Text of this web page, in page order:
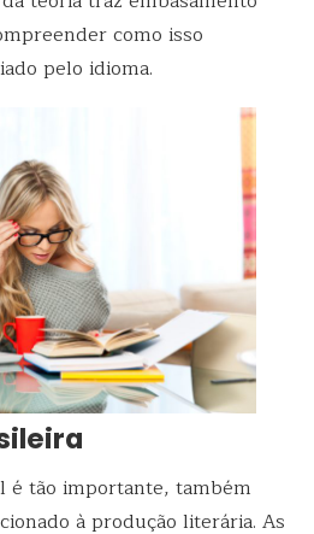
como isso
pelo idioma.
é tão importante, também
à produção literária. As